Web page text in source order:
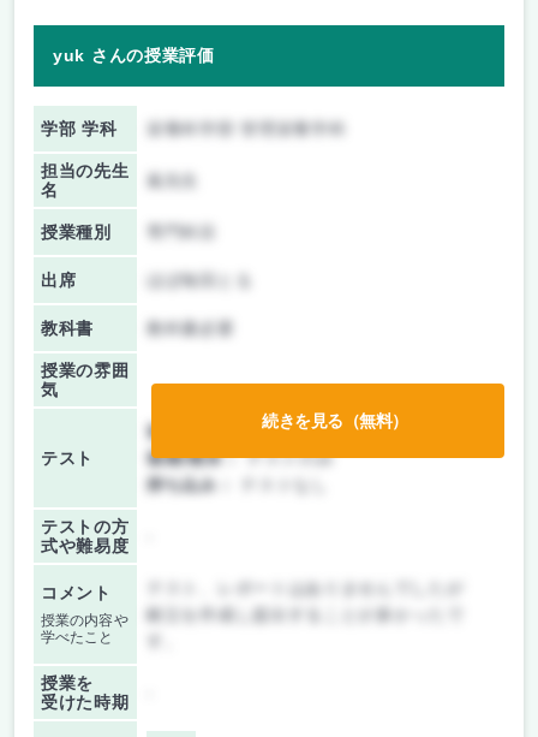
yuk さんの授業評価
学部 学科 栄養科学部 管理栄養学科
担当の先生
名
嵐先生
授業種別
出席 ほぼ毎回とる
教科書 教科書必要
授業の雰囲
気
テスト
前期/中間：
テスト・レポート両方なし
後期/期末：テストのみ
持ち込み：
テストの方
式や難易度
コメント
授業の内容や
学べたこと
テスト、レポートはありませんでしたが
献立を作成し提出することが多かったで
授業を
受けた時期
続きを見る（無料）